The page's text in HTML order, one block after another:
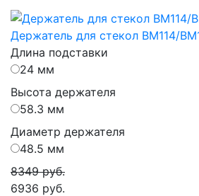
Держатель для стекол BM114/
Длина подставки
24 мм
Высота держателя
58.3 мм
Диаметр держателя
48.5 мм
8349 руб.
6936 руб.